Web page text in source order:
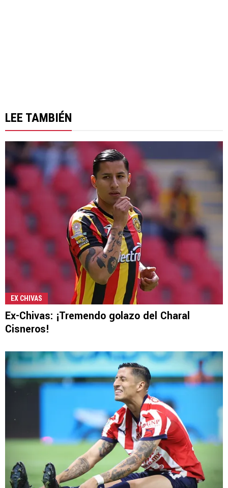
LEE TAMBIÉN
EX CHIVAS
Ex-Chivas: ¡Tremendo golazo del Charal
Cisneros!